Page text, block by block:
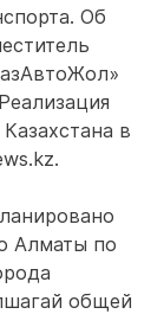
Об
в
Алматы по
общей